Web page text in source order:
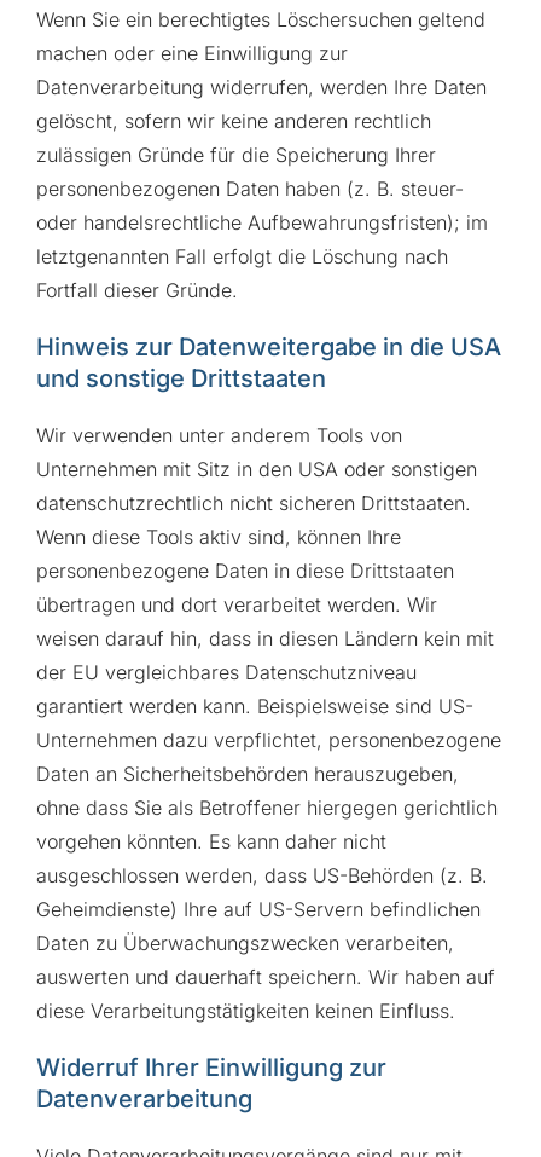
Wenn Sie ein berechtigtes Löschersuchen geltend
machen oder eine Einwilligung zur
Datenverarbeitung widerrufen, werden Ihre Daten
gelöscht, sofern wir keine anderen rechtlich
zulässigen Gründe für die Speicherung Ihrer
personenbezogenen Daten haben (z. B. steuer-
oder handelsrechtliche Aufbewahrungsfristen); im
letztgenannten Fall erfolgt die Löschung nach
Fortfall dieser Gründe.
Hinweis zur Datenweitergabe in die USA
und sonstige Drittstaaten
Wir verwenden unter anderem Tools von
Unternehmen mit Sitz in den USA oder sonstigen
datenschutzrechtlich nicht sicheren Drittstaaten.
Wenn diese Tools aktiv sind, können Ihre
personenbezogene Daten in diese Drittstaaten
übertragen und dort verarbeitet werden. Wir
weisen darauf hin, dass in diesen Ländern kein mit
der EU vergleichbares Datenschutzniveau
garantiert werden kann. Beispielsweise sind US-
Unternehmen dazu verpflichtet, personenbezogene
Daten an Sicherheitsbehörden herauszugeben,
ohne dass Sie als Betroffener hiergegen gerichtlich
vorgehen könnten. Es kann daher nicht
ausgeschlossen werden, dass US-Behörden (z. B.
Geheimdienste) Ihre auf US-Servern befindlichen
Daten zu Überwachungszwecken verarbeiten,
auswerten und dauerhaft speichern. Wir haben auf
diese Verarbeitungstätigkeiten keinen Einfluss.
Widerruf Ihrer Einwilligung zur
Datenverarbeitung